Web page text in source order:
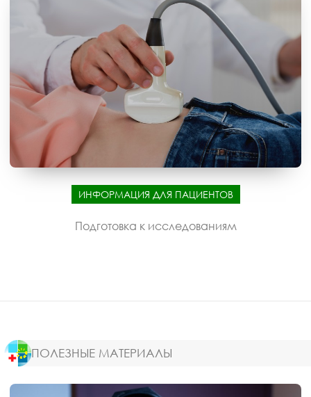
ИНФОРМАЦИЯ ДЛЯ ПАЦИЕНТОВ
Подготовка к исследованиям
ПОЛЕЗНЫЕ МАТЕРИАЛЫ